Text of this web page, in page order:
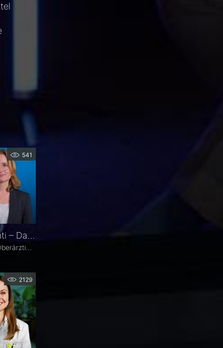
541
Prof. Dr. Swaantje Grisanti – Darum Augenheilkunde
2129